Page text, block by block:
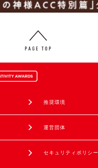
推奨環境
運営団体
セキュリティポリシー